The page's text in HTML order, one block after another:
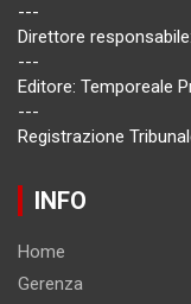
---
Direttore
---
Editore: Temporeale
---
Registrazione
INFO
Home
Gerenza